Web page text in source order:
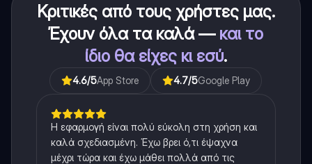
Κριτικές από τους χρήστες μας.
Έχουν όλα τα καλά — και το
ίδιο θα είχες κι εσύ.
4.6/5App Store 4.7/5Google Play
Η εφαρμογή είναι πολύ εύκολη στη χρήση και
καλά σχεδιασμένη. Έχω βρει ό,τι έψαχνα
μέχρι τώρα και έχω μάθει πολλά από τις